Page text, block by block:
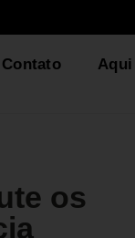
Contato Aqui
os